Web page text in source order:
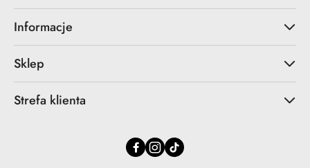
Informacje
Sklep
Strefa klienta